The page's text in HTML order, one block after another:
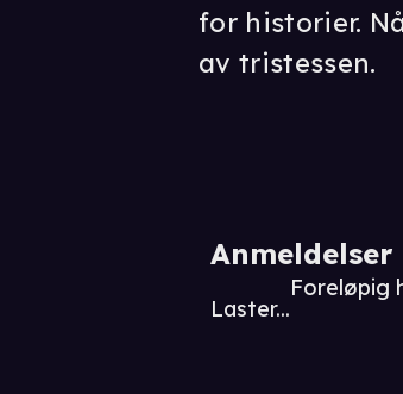
Laster...
Foreløpig
for historier.
av tristessen.